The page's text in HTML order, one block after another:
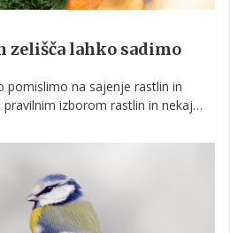
zelišča lahko sadimo
pomislimo na sajenje rastlin in
izborom rastlin in nekaj
Čeprav marsikatere rastline ne
okusne domače pridelke.